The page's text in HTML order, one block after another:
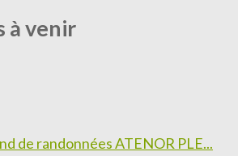
à venir
de randonnées ATENOR PLE...